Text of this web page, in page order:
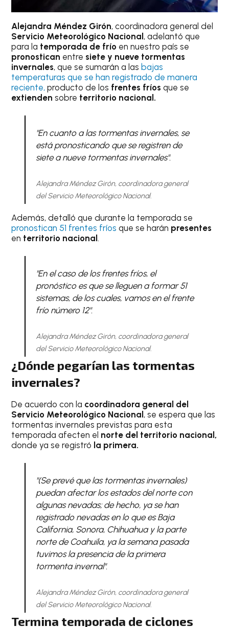
Alejandra Méndez Girón, coordinadora general del
Servicio Meteorológico Nacional, adelantó que
para la temporada de frío en nuestro país se
pronostican entre siete y nueve tormentas
invernales, que se sumarán a lasbajas
temperaturas que se han registrado de manera
reciente,producto de los frentes fríosque se
extiendensobre territorio nacional.
"En cuanto a las tormentas invernales, se
está pronosticando que se registren de
siete a nueve tormentas invernales".
Alejandra Méndez Girón, coordinadora general
del Servicio Meteorológico Nacional.
Además, detalló que durante la temporada se
pronostican 51 frentes fríosque se harán presentes
en territorio nacional.
"En el caso de los frentes fríos, el
pronóstico es que se lleguen a formar 51
sistemas, de los cuales, vamos en el frente
frío número 12".
Alejandra Méndez Girón, coordinadora general
del Servicio Meteorológico Nacional.
¿Dónde pegarían las tormentas
invernales?
De acuerdo con la coordinadora general del
Servicio Meteorológico Nacional, se espera que las
tormentas invernales previstas para esta
temporada afecten el norte del territorio nacional,
donde ya se registró la primera.
"(Se prevé que las tormentas invernales)
puedan afectar los estados del norte con
algunas nevadas; de hecho, ya se han
registrado nevadas en lo que es Baja
California, Sonora, Chihuahua y la parte
norte de Coahuila, ya la semana pasada
tuvimos la presencia de la primera
tormenta invernal".
Alejandra Méndez Girón, coordinadora general
del Servicio Meteorológico Nacional.
Termina temporada de ciclones